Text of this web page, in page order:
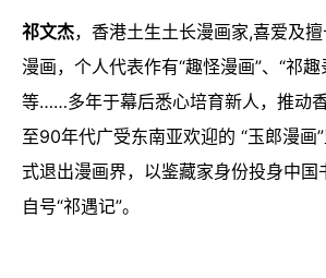
祁文杰，香港土生土长漫画家,喜爱及
漫画，个人代表作有“趣怪漫画”、“祁趣
等……多年于幕后悉心培育新人，推动
至90年代广受东南亚欢迎的 “玉郎漫画
式退出漫画界，以鉴藏家身份投身中国
自号“祁遇记”。